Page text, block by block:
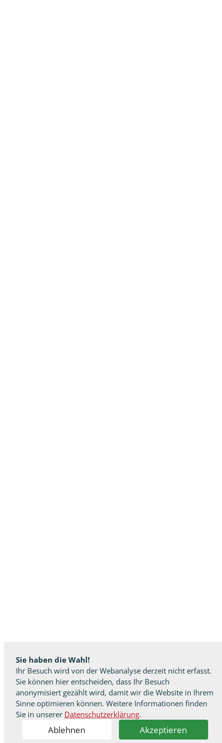
Sie haben die Wahl!
Ihr Besuch wird von der Webanalyse derzeit nicht erfasst.
Sie können hier entscheiden, dass Ihr Besuch
anonymisiert gezählt wird, damit wir die Website in Ihrem
Sinne optimieren können. Weitere Informationen finden
Sie in unserer Datenschutzerklärung.
Ablehnen Akzeptieren